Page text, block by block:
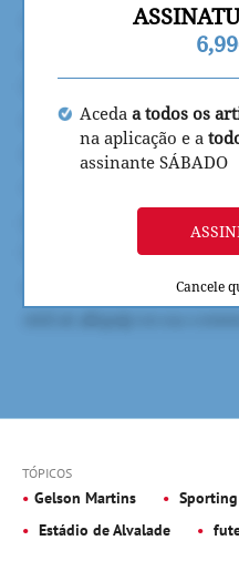
Aceda a todos os
na aplicação e a
assinante SÁBADO
Cancele
TÓPICOS
Gelson Martins Sporting
Estádio de Alvalade